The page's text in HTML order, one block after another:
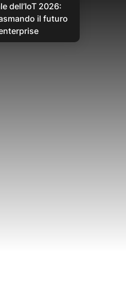
dell’IoT 2026:
il futuro